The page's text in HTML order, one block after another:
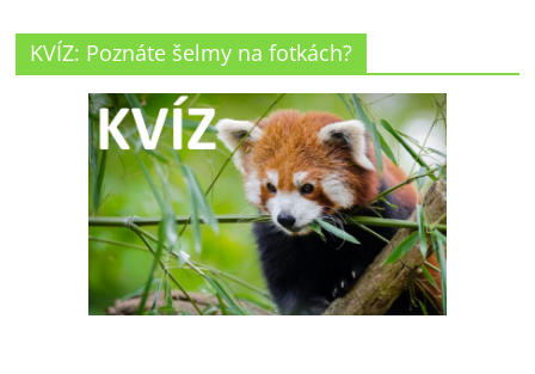
KVÍZ: Poznáte šelmy na fotkách?